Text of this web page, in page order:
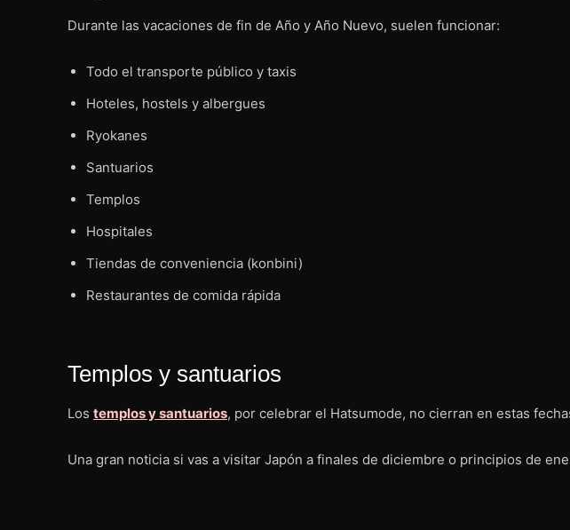
Durante las vacaciones de fin de Año y Año Nuevo, suelen funcionar:
Todo el transporte público y taxis
Hoteles, hostels y albergues
Ryokanes
Santuarios
Templos
Hospitales
Tiendas de conveniencia (konbini)
Restaurantes de comida rápida
Templos y santuarios
Los templos y santuarios, por celebrar el Hatsumode, no cierran en estas
Una gran noticia si vas a visitar Japón a finales de diciembre o principios de